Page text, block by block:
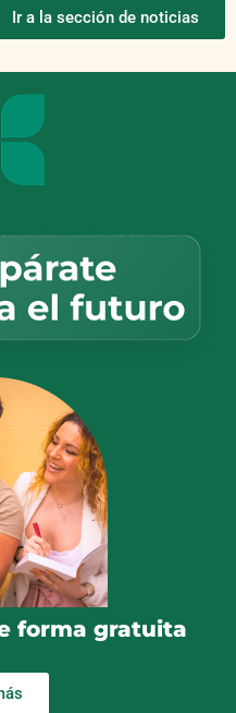
Ir a la sección de noticias
forma gratuita